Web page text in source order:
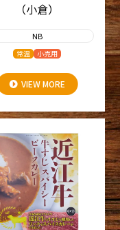
（小倉）
NB
常温 小売用
VIEW MORE